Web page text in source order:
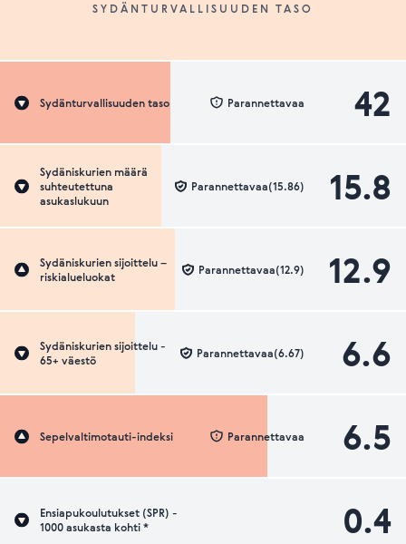
SYDÄNTURVALLISUUDEN TASO
Sydänturvallisuuden taso 42
Parannettavaa
Sydäniskurien määrä
suhteutettuna
asukaslukuun
15.8
Parannettavaa(15.86)
Sydäniskurien sijoittelu –
riskialueluokat
12.9
Parannettavaa(12.9)
Sydäniskurien sijoittelu -
65+ väestö
6.6
Parannettavaa(6.67)
Sepelvaltimotauti-indeksi 6.5
Parannettavaa
Ensiapukoulutukset (SPR) -
1000 asukasta kohti *
0.4